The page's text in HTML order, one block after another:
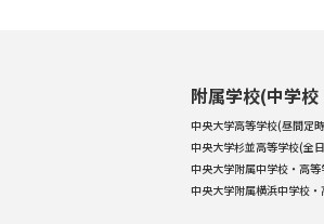
附属学校(中学
中央大学高等学校(昼間定
中央大学杉並高等学校(全
中央大学附属中学校・高
中央大学附属横浜中学校